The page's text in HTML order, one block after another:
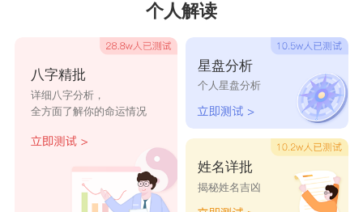
像风一样飘忽不定，让人琢磨不透。他们人太聪明
甚至有点自我，总是喜欢追求新鲜好玩，你跟不上
节奏就会心好累。当双子的文艺性格暴露出来时，
你会更加觉得自己很LOW，完全不懂TA在想什么
东西。其实大多数你会觉得，跟双子恋爱，你不是
跟一个人恋爱，你是跟两个人恋爱，要应付两个人
你简直要累爆炸了~
个人解读
八字精批
详细八字分析，
全方面了解你的命运情况
星盘分析
个人星盘分析
姓名详批
揭秘姓名吉凶